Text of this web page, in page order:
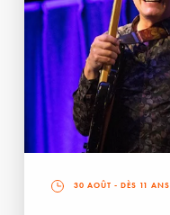
30 AOÛT - DÈS 11 ANS